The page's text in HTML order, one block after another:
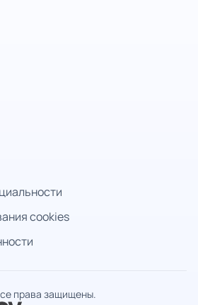
cookies
права защищены.